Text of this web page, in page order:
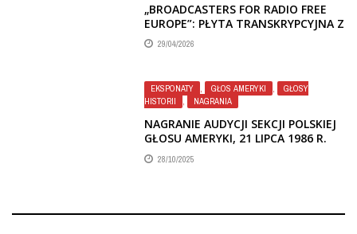
„BROADCASTERS FOR RADIO FREE
EUROPE”: PŁYTA TRANSKRYPCYJNA Z
OKRESU KAMPANII CRUSADE FOR
FREEDOM, OK. 1958–1962
29/04/2026
EKSPONATY , GŁOS AMERYKI ,
GŁOSY
HISTORII
, NAGRANIA
NAGRANIE AUDYCJI SEKCJI POLSKIEJ
GŁOSU AMERYKI, 21 LIPCA 1986 R.
28/10/2025